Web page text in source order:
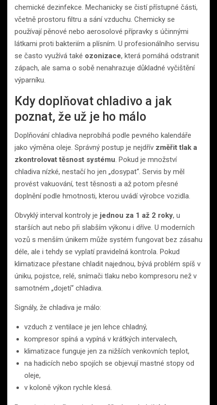
chemické dezinfekce. Mechanicky se čistí přístupné části,
včetně prostoru filtru a sání vzduchu. Chemicky se
používají pěnové nebo aerosolové přípravky s účinnými
látkami proti bakteriím a plísním. U profesionálního servisu
se často využívá také ozonizace, která pomáhá odstranit
zápach, ale sama o sobě nenahrazuje důkladné vyčištění
výparníku.
Kdy doplňovat chladivo a jak
poznat, že už je ho málo
Doplňování chladiva neprobíhá podle pevného kalendáře
jako výměna oleje. Správný postup je nejdřív změřit tlak a
zkontrolovat těsnost systému . Pokud je množství
chladiva nízké, nestačí ho jen „dosypat“. Servis by měl
provést vakuování, test těsnosti a až potom přesné
doplnění podle hmotnosti, kterou uvádí výrobce vozidla.
Obvyklý interval kontroly je jednou za 1 až 2 roky, u
starších aut nebo při slabším výkonu i dříve. U moderních
vozů s menším únikem může systém fungovat bez zásahu
déle, ale i tehdy se vyplatí pravidelná kontrola. Pokud
klimatizace přestane chladit najednou, bývá problém spíš v
úniku, pojistce, relé, snímači tlaku nebo kompresoru než v
samotném „dojetí“ chladiva.
Signály, že chladiva je málo:
vzduch z ventilace je jen lehce chladný,
kompresor spíná a vypíná v krátkých intervalech,
klimatizace funguje jen za nižších venkovních teplot,
na hadicích nebo spojích se objevují mastné stopy od
oleje,
v koloně výkon rychle klesá.